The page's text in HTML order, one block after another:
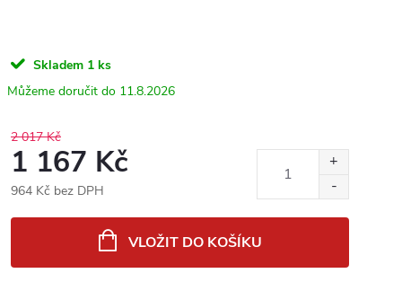
Skladem 1 ks
11.8.2026
2 017 Kč
1 167 Kč
964 Kč bez DPH
VLOŽIT DO KOŠÍKU